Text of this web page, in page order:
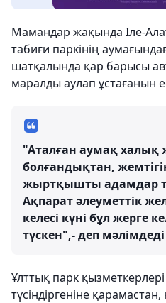
Мамандар жақында Іле-
табиғи паркінің
шатқалында қар барысы
маралды аулап ұстағанын
"Аталған аумақ
болғандықтан,
жыртқышты адамдар
Ақпарат әлеуметтік
келесі күні бұл жерге
түскен",- деп
Ұлттық парк
түсіндіргеніне